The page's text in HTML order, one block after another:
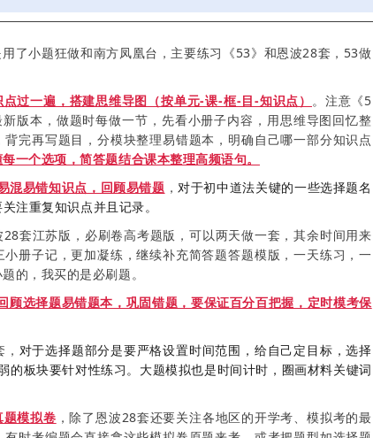
了小题狂做和南方凤凰台，主要练习《53》和恩波28套，53做
过一遍，搭建思维导图（按单元-课-框-目-知识点） 。注意《5
版本，做题时每做一节，先看小册子内容，用思维导图回忆整
完再写题目，分模块整理易错题本，明确自己哪一部分知识点
一个选项，简答题结合课本整理高频语句。
混易错知识点，回顾易错题 ，对于初中道法关键的一些选择题名
注重复知识点并且记录。
28套江苏版，必刷卷高考题版，可以两天做一套，其余时间用来
册子记，更加凝练，继续补充简答题答题模版，一天练习，一
的，我买的是必刷题。
顾选择题易错题本，巩固错题，要保证百分百把握，定时模考保
对于选择题部分是要严格设置时间范围，给自己定目标，选择
的板块要针对性练习。大题模拟也是时间计时，圈画材料关键词
模拟卷 ，除了恩波28套还要关注各地区的开学考、模拟考的最